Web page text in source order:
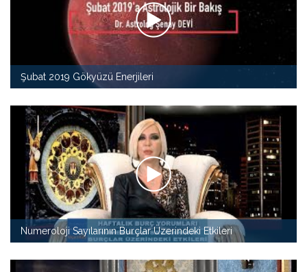
Şubat 2019 Gökyüzü Enerjileri
Numeroloji Sayılarının Burçlar Üzerindeki Etkileri